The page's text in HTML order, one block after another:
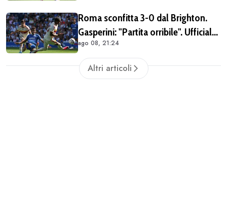
VIDEO)
Roma sconfitta 3-0 dal Brighton.
Gasperini: "Partita orribile". Ufficiale
il rinnovo di Pellegrini
ago 08, 21:24
Altri articoli